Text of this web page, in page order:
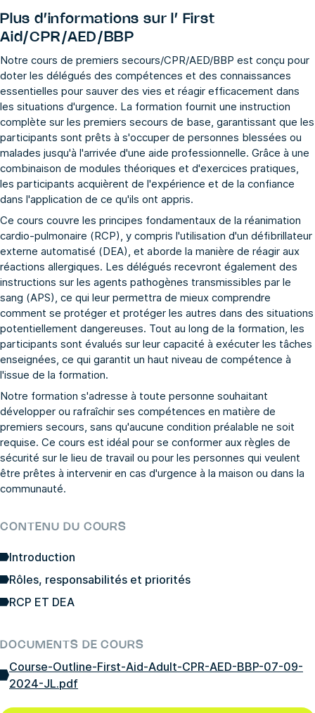
Plus d’informations sur l’ First
Aid/CPR/AED/BBP
Notre cours de premiers secours/CPR/AED/BBP est conçu pour
doter les délégués des compétences et des connaissances
essentielles pour sauver des vies et réagir efficacement dans
les situations d'urgence. La formation fournit une instruction
complète sur les premiers secours de base, garantissant que les
participants sont prêts à s'occuper de personnes blessées ou
malades jusqu'à l'arrivée d'une aide professionnelle. Grâce à une
combinaison de modules théoriques et d'exercices pratiques,
les participants acquièrent de l'expérience et de la confiance
dans l'application de ce qu'ils ont appris.
Ce cours couvre les principes fondamentaux de la réanimation
cardio-pulmonaire (RCP), y compris l'utilisation d'un défibrillateur
externe automatisé (DEA), et aborde la manière de réagir aux
réactions allergiques. Les délégués recevront également des
instructions sur les agents pathogènes transmissibles par le
sang (APS), ce qui leur permettra de mieux comprendre
comment se protéger et protéger les autres dans des situations
potentiellement dangereuses. Tout au long de la formation, les
participants sont évalués sur leur capacité à exécuter les tâches
enseignées, ce qui garantit un haut niveau de compétence à
l'issue de la formation.
Notre formation s'adresse à toute personne souhaitant
développer ou rafraîchir ses compétences en matière de
premiers secours, sans qu'aucune condition préalable ne soit
requise. Ce cours est idéal pour se conformer aux règles de
sécurité sur le lieu de travail ou pour les personnes qui veulent
être prêtes à intervenir en cas d'urgence à la maison ou dans la
communauté.
CONTENU DU COURS
Introduction
Rôles, responsabilités et priorités
RCP ET DEA
DOCUMENTS DE COURS
Course-Outline-First-Aid-Adult-CPR-AED-BBP-07-09-
2024-JL.pdf